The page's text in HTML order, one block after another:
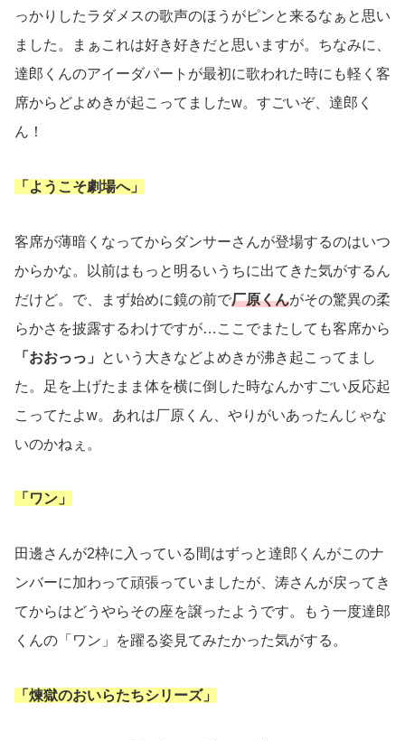
っかりしたラダメスの歌声のほうがピンと来るなぁと思い
ました。まぁこれは好き好きだと思いますが。ちなみに、
達郎くんのアイーダパートが最初に歌われた時にも軽く客
席からどよめきが起こってましたw。すごいぞ、達郎く
ん！
「ようこそ劇場へ」
客席が薄暗くなってからダンサーさんが登場するのはいつ
からかな。以前はもっと明るいうちに出てきた気がするん
だけど。で、まず始めに鏡の前で厂原くんがその驚異の柔
らかさを披露するわけですが…ここでまたしても客席から
「おおっっ」
という大きなどよめきが沸き起こってまし
た。足を上げたまま体を横に倒した時なんかすごい反応起
こってたよw。あれは厂原くん、やりがいあったんじゃな
いのかねぇ。
「ワン」
田邊さんが2枠に入っている間はずっと達郎くんがこのナ
ンバーに加わって頑張っていましたが、涛さんが戻ってき
てからはどうやらその座を譲ったようです。もう一度達郎
くんの「ワン」を躍る姿見てみたかった気がする。
「煉獄のおいらたちシリーズ」